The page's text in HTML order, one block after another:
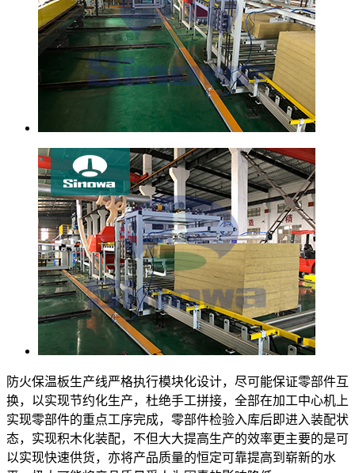
防火保温板生产线严格执行模块化设计，尽可能保证零部件互
换，以实现节约化生产，杜绝手工拼接，全部在加工中心机上
实现零部件的重点工序完成，零部件检验入库后即进入装配状
态，实现积木化装配，不但大大提高生产的效率更主要的是可
以实现快速供货，亦将产品质量的恒定可靠提高到崭新的水